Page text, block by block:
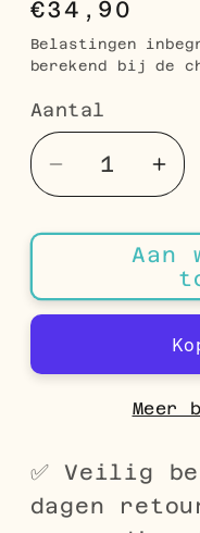
Normale
prijs
€34,90
Belastingen
berekend bij de
Aantal
Aantal
Aantal
verlagen
voor
Curb
Cuban
Armband
Aan
Meer
✅ Veilig
dagen